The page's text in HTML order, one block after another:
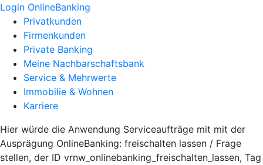
Login OnlineBanking
Privatkunden
Firmenkunden
Private Banking
Meine Nachbarschaftsbank
Service & Mehrwerte
Immobilie & Wohnen
Karriere
Hier würde die Anwendung Serviceaufträge mit mit der
Ausprägung OnlineBanking: freischalten lassen / Frage
stellen, der ID vrnw_onlinebanking_freischalten_lassen, Tag